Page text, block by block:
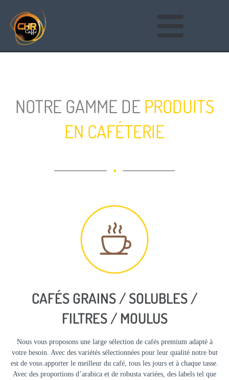
NOTRE GAMME DE PRODUITS
EN CAFÉTERIE
CAFÉS GRAINS / SOLUBLES /
FILTRES / MOULUS
Nous vous proposons une large sélection de cafés premium adapté à
votre besoin. Avec des variétés sélectionnées pour leur qualité notre but
est de vous apporter le meilleur du café, tous les jours et à chaque tasse.
Avec des proportions d’arabica et de robusta variées, des labels tel que